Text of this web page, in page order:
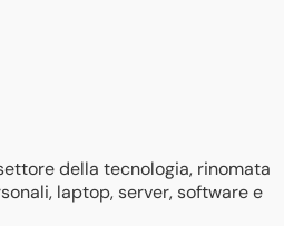
della tecnologia, rinomata
laptop, server, software e